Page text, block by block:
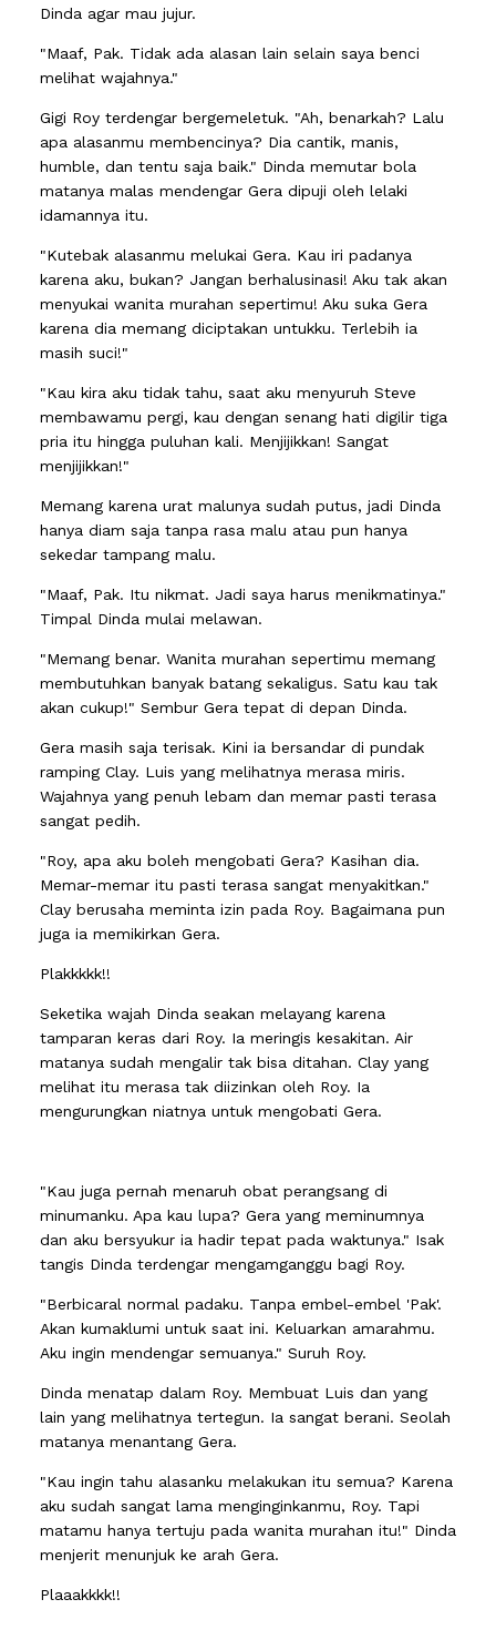
Dinda agar mau jujur.
"Maaf, Pak. Tidak ada alasan lain selain saya benci
melihat wajahnya."
Gigi Roy terdengar bergemeletuk. "Ah, benarkah? Lalu
apa alasanmu membencinya? Dia cantik, manis,
humble, dan tentu saja baik." Dinda memutar bola
matanya malas mendengar Gera dipuji oleh lelaki
idamannya itu.
"Kutebak alasanmu melukai Gera. Kau iri padanya
karena aku, bukan? Jangan berhalusinasi! Aku tak akan
menyukai wanita murahan sepertimu! Aku suka Gera
karena dia memang diciptakan untukku. Terlebih ia
masih suci!"
"Kau kira aku tidak tahu, saat aku menyuruh Steve
membawamu pergi, kau dengan senang hati digilir tiga
pria itu hingga puluhan kali. Menjijikkan! Sangat
menjijikkan!"
Memang karena urat malunya sudah putus, jadi Dinda
hanya diam saja tanpa rasa malu atau pun hanya
sekedar tampang malu.
"Maaf, Pak. Itu nikmat. Jadi saya harus menikmatinya."
Timpal Dinda mulai melawan.
"Memang benar. Wanita murahan sepertimu memang
membutuhkan banyak batang sekaligus. Satu kau tak
akan cukup!" Sembur Gera tepat di depan Dinda.
Gera masih saja terisak. Kini ia bersandar di pundak
ramping Clay. Luis yang melihatnya merasa miris.
Wajahnya yang penuh lebam dan memar pasti terasa
sangat pedih.
"Roy, apa aku boleh mengobati Gera? Kasihan dia.
Memar-memar itu pasti terasa sangat menyakitkan."
Clay berusaha meminta izin pada Roy. Bagaimana pun
juga ia memikirkan Gera.
Plakkkkk!!
Seketika wajah Dinda seakan melayang karena
tamparan keras dari Roy. Ia meringis kesakitan. Air
matanya sudah mengalir tak bisa ditahan. Clay yang
melihat itu merasa tak diizinkan oleh Roy. Ia
mengurungkan niatnya untuk mengobati Gera.
"Kau juga pernah menaruh obat perangsang di
minumanku. Apa kau lupa? Gera yang meminumnya
dan aku bersyukur ia hadir tepat pada waktunya." Isak
tangis Dinda terdengar mengamganggu bagi Roy.
"Berbicaral normal padaku. Tanpa embel-embel 'Pak'.
Akan kumaklumi untuk saat ini. Keluarkan amarahmu.
Aku ingin mendengar semuanya." Suruh Roy.
Dinda menatap dalam Roy. Membuat Luis dan yang
lain yang melihatnya tertegun. Ia sangat berani. Seolah
matanya menantang Gera.
"Kau ingin tahu alasanku melakukan itu semua? Karena
aku sudah sangat lama menginginkanmu, Roy. Tapi
matamu hanya tertuju pada wanita murahan itu!" Dinda
menjerit menunjuk ke arah Gera.
Plaaakkkk!!